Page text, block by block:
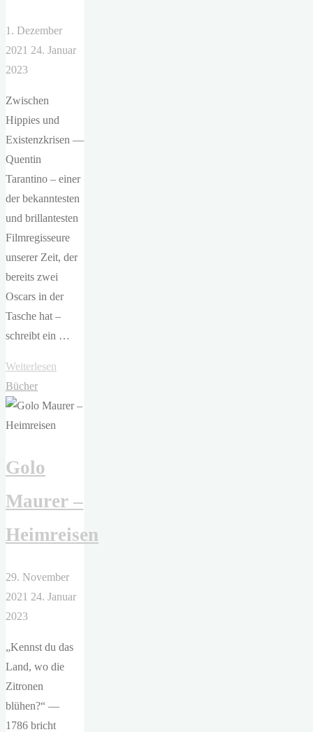
1. Dezember
2021 24. Januar
2023
Zwischen
Hippies und
Existenzkrisen —
Quentin
Tarantino – einer
der bekanntesten
und brillantesten
Filmregisseure
unserer Zeit, der
bereits zwei
Oscars in der
Tasche hat –
schreibt ein …
Weiterlesen
–
Hollywood"
Bücher
Golo
Maurer –
Heimreisen
29. November
2021 24. Januar
2023
„Kennst du das
Land, wo die
Zitronen
blühen?“ —
1786 bricht